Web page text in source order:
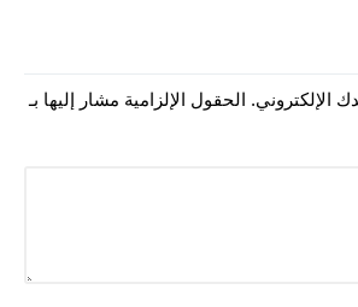
الإلكتروني. الحقول الإلزامية مشار إليها بـ